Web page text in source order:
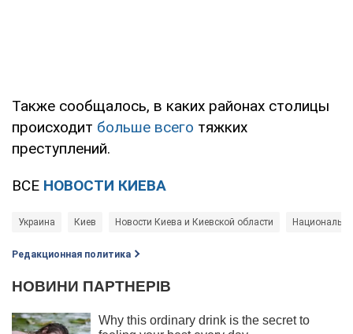
Также сообщалось, в каких районах столицы
происходит больше всего тяжких
преступлений.
ВСЕ НОВОСТИ КИЕВА
Украина Киев Новости Киева и Киевской области
Редакционная политика